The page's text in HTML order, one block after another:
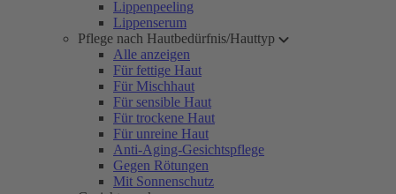
Lippenpeeling
Lippenserum
Pflege nach Hautbedürfnis/Hauttyp
Alle anzeigen
Für fettige Haut
Für Mischhaut
Für sensible Haut
Für trockene Haut
Für unreine Haut
Anti-Aging-Gesichtspflege
Gegen Rötungen
Mit Sonnenschutz